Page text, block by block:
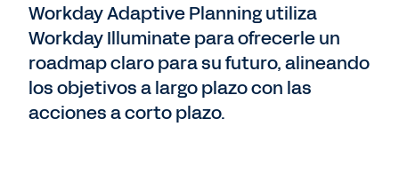
Hablar con ventas
Workday Adaptive Planning utiliza
Workday Illuminate para ofrecerle un
roadmap claro para su futuro, alineando
los objetivos a largo plazo con las
acciones a corto plazo.